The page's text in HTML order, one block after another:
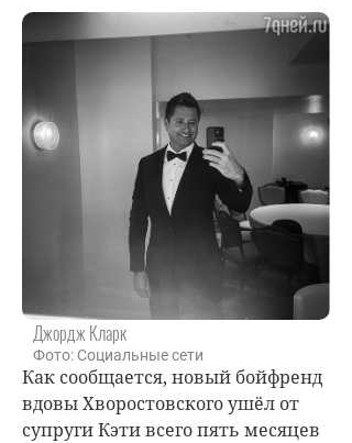
Джордж Кларк
Фото: Социальные сети
Как сообщается, новый бойфренд
вдовы Хворостовского ушёл от
супруги Кэти всего пять месяцев